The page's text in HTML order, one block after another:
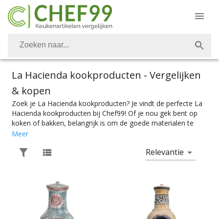
La Hacienda kookproducten - Vergelijken
& kopen
Zoek je La Hacienda kookproducten? Je vindt de perfecte La
Hacienda kookproducten bij Chef99! Of je nou gek bent op
koken of bakken, belangrijk is om de goede materialen te
hebben. De juiste bakvorm voor je taart of cake, of het nou
Bakvormen zijn er in alle soorten en maten, net als
allerhande bakgerei. Van deegrollers, mengkommen en
al je kookkunsten heb je natuurlijk de beste attributen nodig.
Een goede braadpan voor stoofvlees, een grillpan voor vis,
vlees of groente, en natuurlijk een goede flensjespan voor de
beste flensjes. Voor al het basis koken heb je natuurlijk een
Meer
Relevantie